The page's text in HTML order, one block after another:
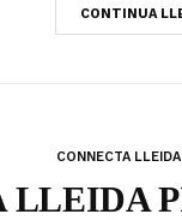
CONTINUA
CONNECTA
LLEIDA